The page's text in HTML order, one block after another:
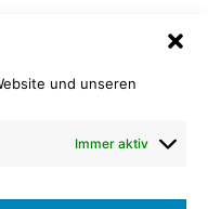
und unseren
Immer aktiv